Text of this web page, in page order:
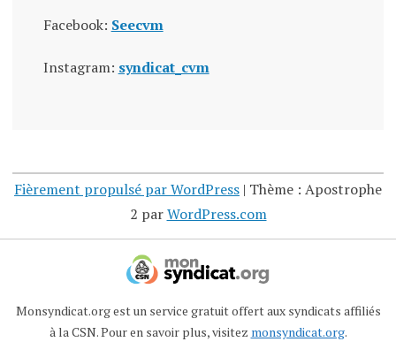
Facebook: Seecvm
Instagram: syndicat_cvm
Fièrement propulsé par WordPress | Thème : Apostrophe
2 parWordPress.com
Monsyndicat.org est un service gratuit offert aux syndicats affiliés
à la CSN. Pour en savoir plus, visitez monsyndicat.org.